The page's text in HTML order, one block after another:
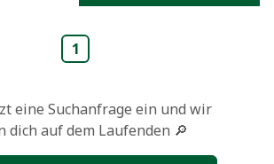
1
eine Suchanfrage ein und wir
dich auf dem Laufenden 🔎